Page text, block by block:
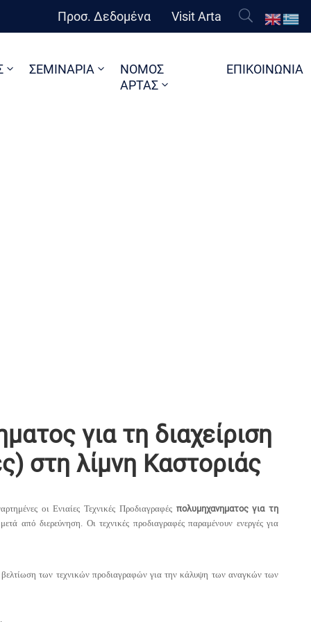
Προσ. Δεδομένα Visit Arta
ΣΕΜΙΝΑΡΙΑ
ΝΟΜΟΣ
ΑΡΤΑΣ
ΕΠΙΚΟΙΝΩΝΙΑ
για τη διαχείριση
στη λίμνη Καστοριάς
οι Ενιαίες Τεχνικές Προδιαγραφές πολυμηχανηματος για τη
από διερεύνηση. Οι τεχνικές προδιαγραφές παραμένουν ενεργές για
βελτίωση των τεχνικών προδιαγραφών για την κάλυψη των αναγκών των